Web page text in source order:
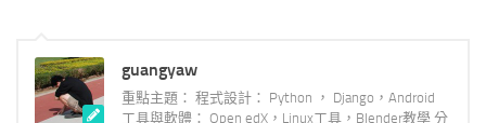
guangyaw
重點主題： 程式設計： Python ， Django，Android
工具與軟體： Open edX，Linux工具，Blender教學 分